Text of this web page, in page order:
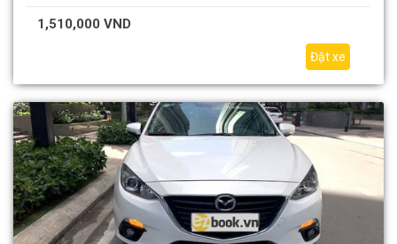
1,510,000 VND
Đặt xe